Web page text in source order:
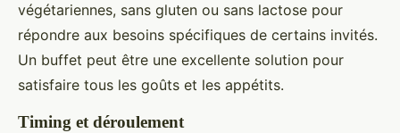
végétariennes, sans gluten ou sans lactose pour
répondre aux besoins spécifiques de certains invités.
Un buffet peut être une excellente solution pour
satisfaire tous les goûts et les appétits.
Timing et déroulement